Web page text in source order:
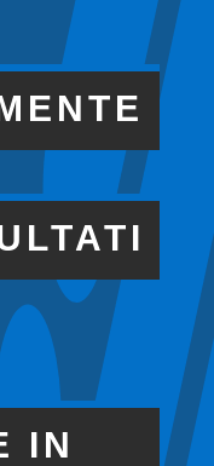
IN